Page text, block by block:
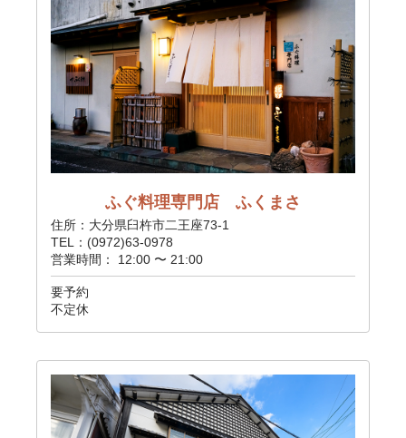
ふぐ料理専門店 ふくまさ
住所：大分県臼杵市二王座73-1
TEL：(0972)63-0978
営業時間： 12:00 〜 21:00
要予約
不定休